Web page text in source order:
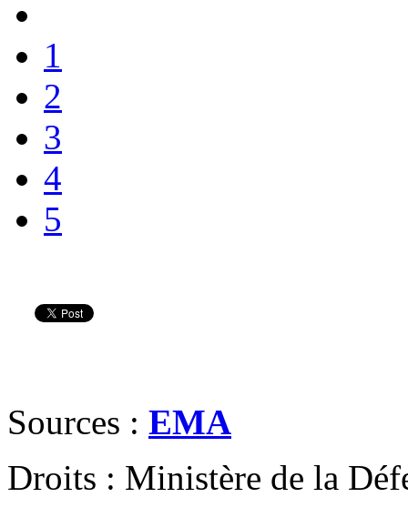
1
2
3
4
5
Sources : EMA
Droits : Ministère de la